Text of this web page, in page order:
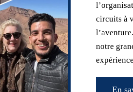
circuits à
notre
En